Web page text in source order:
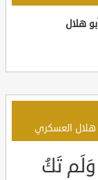
هلال
هلال العسكري
تَكُ